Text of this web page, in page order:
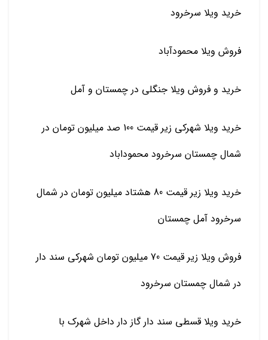
خرید ویلا سرخرود
فروش ویلا محمودآباد
خرید و فروش ویلا جنگلی در چمستان و آمل
خرید ویلا شهرکی زیر قیمت 100 صد میلیون تومان در
شمال چمستان سرخرود محموداباد
خرید ویلا زیر قیمت 80 هشتاد میلیون تومان در شمال
سرخرود آمل چمستان
فروش ویلا زیر قیمت 70 میلیون تومان شهرکی سند دار
در شمال چمستان سرخرود
خرید ویلا قسطی سند دار گاز دار داخل شهرک با